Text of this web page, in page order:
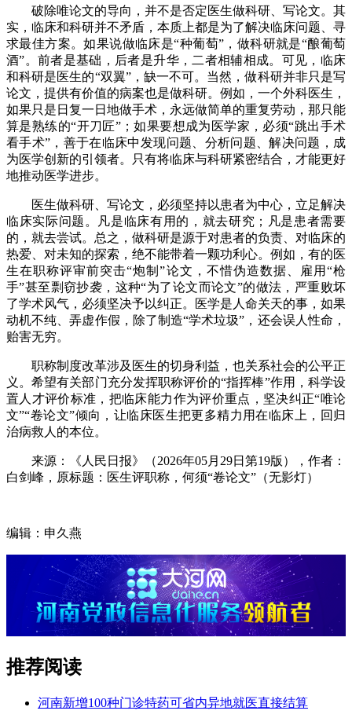
破除唯论文的导向，并不是否定医生做科研、写论文。其
实，临床和科研并不矛盾，本质上都是为了解决临床问题、寻
求最佳方案。如果说做临床是“种葡萄”，做科研就是“酿葡萄
酒”。前者是基础，后者是升华，二者相辅相成。可见，临床
和科研是医生的“双翼”，缺一不可。当然，做科研并非只是写
论文，提供有价值的病案也是做科研。例如，一个外科医生，
如果只是日复一日地做手术，永远做简单的重复劳动，那只能
算是熟练的“开刀匠”；如果要想成为医学家，必须“跳出手术
看手术”，善于在临床中发现问题、分析问题、解决问题，成
为医学创新的引领者。只有将临床与科研紧密结合，才能更好
地推动医学进步。
医生做科研、写论文，必须坚持以患者为中心，立足解决
临床实际问题。凡是临床有用的，就去研究；凡是患者需要
的，就去尝试。总之，做科研是源于对患者的负责、对临床的
热爱、对未知的探索，绝不能带着一颗功利心。例如，有的医
生在职称评审前突击“炮制”论文，不惜伪造数据、雇用“枪
手”甚至剽窃抄袭，这种“为了论文而论文”的做法，严重败坏
了学术风气，必须坚决予以纠正。医学是人命关天的事，如果
动机不纯、弄虚作假，除了制造“学术垃圾”，还会误人性命，
贻害无穷。
职称制度改革涉及医生的切身利益，也关系社会的公平正
义。希望有关部门充分发挥职称评价的“指挥棒”作用，科学设
置人才评价标准，把临床能力作为评价重点，坚决纠正“唯论
文”“卷论文”倾向，让临床医生把更多精力用在临床上，回归
治病救人的本位。
来源：《人民日报》（2026年05月29日第19版），作者：
白剑峰，原标题：医生评职称，何须“卷论文”（无影灯）
编辑：申久燕
推荐阅读
河南新增100种门诊特药可省内异地就医直接结算